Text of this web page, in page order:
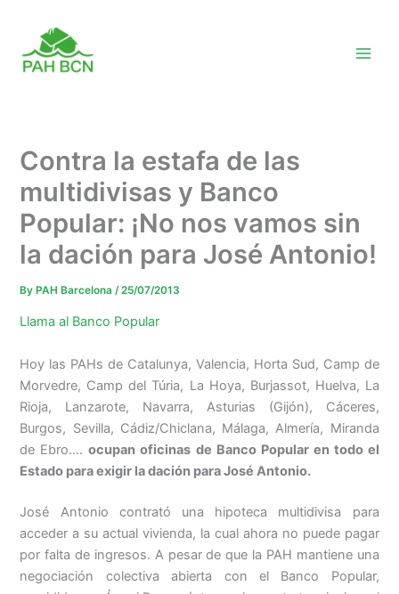
content
Contra la estafa de las
multidivisas y Banco
Popular: ¡No nos vamos sin
la dación para José Antonio!
By PAH Barcelona/25/07/2013
Llama al Banco Popular
Hoy las PAHs de Catalunya, Valencia, Horta Sud, Camp de
Morvedre, Camp del Túria, La Hoya, Burjassot, Huelva, La
Rioja, Lanzarote, Navarra, Asturias (Gijón), Cáceres,
Burgos, Sevilla, Cádiz/Chiclana, Málaga, Almería, Miranda
de Ebro….ocupan oficinas de Banco Popular en todo el
Estado para exigir la dación para José Antonio.
José Antonio contrató una hipoteca multidivisa para
acceder a su actual vivienda, la cual ahora no puede pagar
por falta de ingresos. A pesar de que la PAH mantiene una
negociación colectiva abierta con el Banco Popular,